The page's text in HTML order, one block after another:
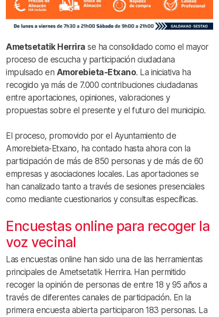
Ametsetatik Herrira se ha consolidado como el mayor
proceso de escucha y participación ciudadana
impulsado en Amorebieta-Etxano. La iniciativa ha
recogido ya más de 7.000 contribuciones ciudadanas
entre aportaciones, opiniones, valoraciones y
propuestas sobre el presente y el futuro del municipio.
El proceso, promovido por el Ayuntamiento de
Amorebieta-Etxano, ha contado hasta ahora con la
participación de más de 850 personas y de más de 60
empresas y asociaciones locales. Las aportaciones se
han canalizado tanto a través de sesiones presenciales
como mediante cuestionarios y consultas específicas.
Encuestas online para recoger la
voz vecinal
Las encuestas online han sido una de las herramientas
principales de Ametsetatik Herrira. Han permitido
recoger la opinión de personas de entre 18 y 95 años a
través de diferentes canales de participación. En la
primera encuesta abierta participaron 183 personas. La